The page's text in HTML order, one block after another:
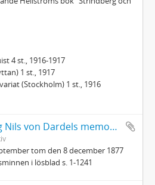
4 st., 1916-1917
1 st., 1917
(Stockholm) 1 st., 1916
Vice häradshövding Nils von Dardels memoarer
tom den 8 december 1877
i lösblad s. 1-1241